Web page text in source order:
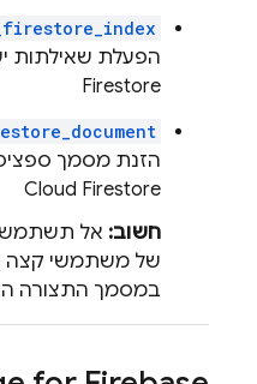
הפעלת שאילתות
Firestore
הזנת מסמך
Cloud Firestore
חשוב: אל תשתמשו
של משתמשי קצה או
במסמך התצורה